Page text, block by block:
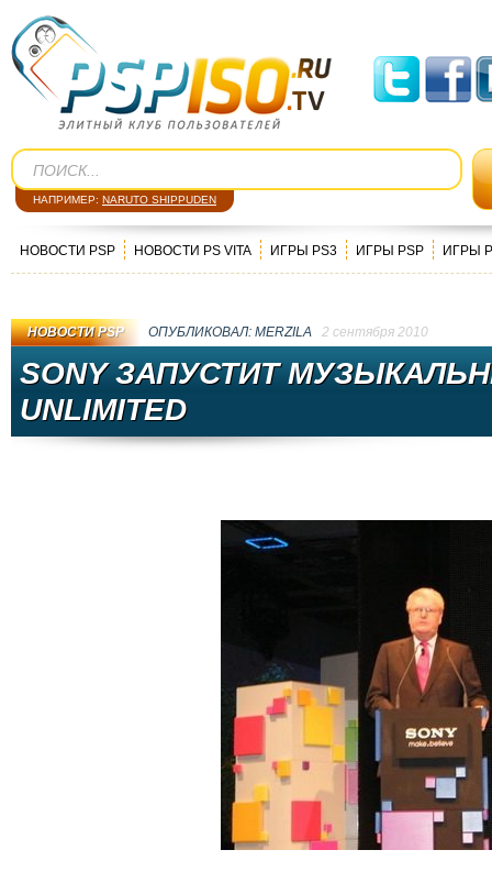
НАПРИМЕР: NARUTO SHIPPUDEN
НОВОСТИ PSP НОВОСТИ PS VITA ИГРЫ PS3 ИГРЫ PSP ИГРЫ
НОВОСТИ PSP ОПУБЛИКОВАЛ: MERZILA 2 сентября 2010
SONY ЗАПУСТИТ
UNLIMITED